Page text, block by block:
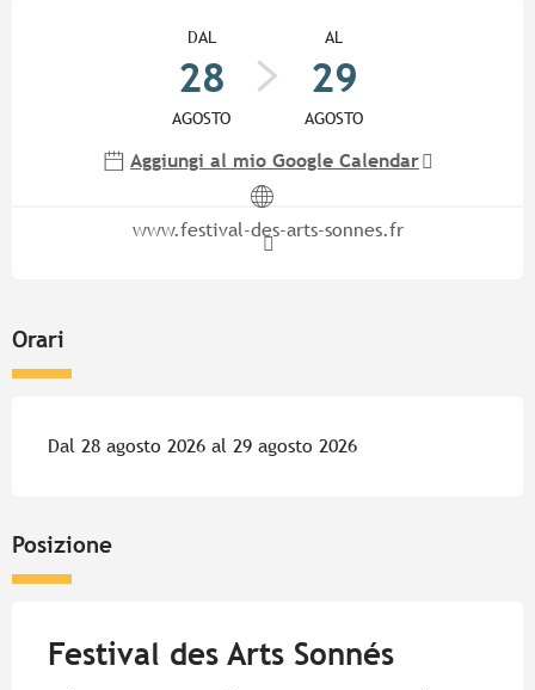
DAL
28
AGOSTO
AL
29
AGOSTO
Aggiungi al mio Google Calendar
www.festival-des-arts-sonnes.fr
Orari
Dal 28 agosto 2026 al 29 agosto 2026
Posizione
Festival des Arts Sonnés